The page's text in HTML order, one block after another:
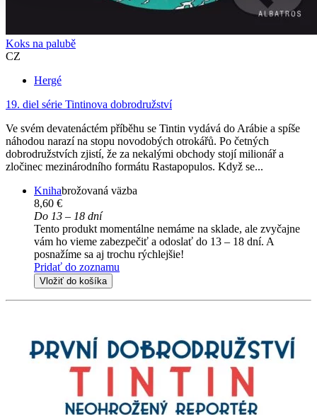
Koks na palubě
CZ
Hergé
19. diel série Tintinova dobrodružství
Ve svém devatenáctém příběhu se Tintin vydává do Arábie a spíše
náhodou narazí na stopu novodobých otrokářů. Po četných
dobrodružstvích zjistí, že za nekalými obchody stojí milionář a
zločinec mezinárodního formátu Rastapopulos. Když se...
Knihabrožovaná väzba
8,60 €
Do 13 – 18 dní
Tento produkt momentálne nemáme na sklade, ale zvyčajne
vám ho vieme zabezpečiť a odoslať do 13 – 18 dní. A
posnažíme sa aj trochu rýchlejšie!
Pridať do zoznamu
Vložiť do košíka